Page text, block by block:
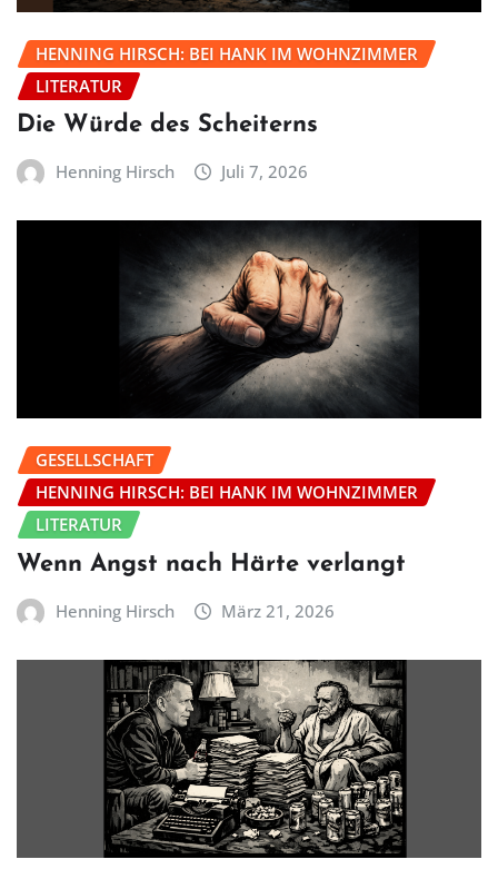
HENNING HIRSCH: BEI HANK IM WOHNZIMMER
LITERATUR
Die Würde des Scheiterns
Henning Hirsch Juli 7, 2026
GESELLSCHAFT
HENNING HIRSCH: BEI HANK IM WOHNZIMMER
LITERATUR
Wenn Angst nach Härte verlangt
Henning Hirsch März 21, 2026